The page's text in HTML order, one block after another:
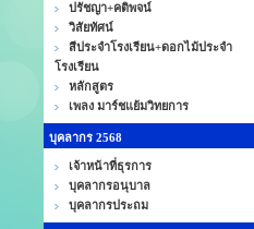
ปรัชญา+คติพจน์
วิสัยทัศน์
สีประจำโรงเรียน+ดอกไม้ประจำ
โรงเรียน
หลักสูตร
เพลง มาร์ชแย้มวิทยการ
บุคลากร 2568
เจ้าหน้าที่ธุรการ
บุคลากรอนุบาล
บุคลากรประถม